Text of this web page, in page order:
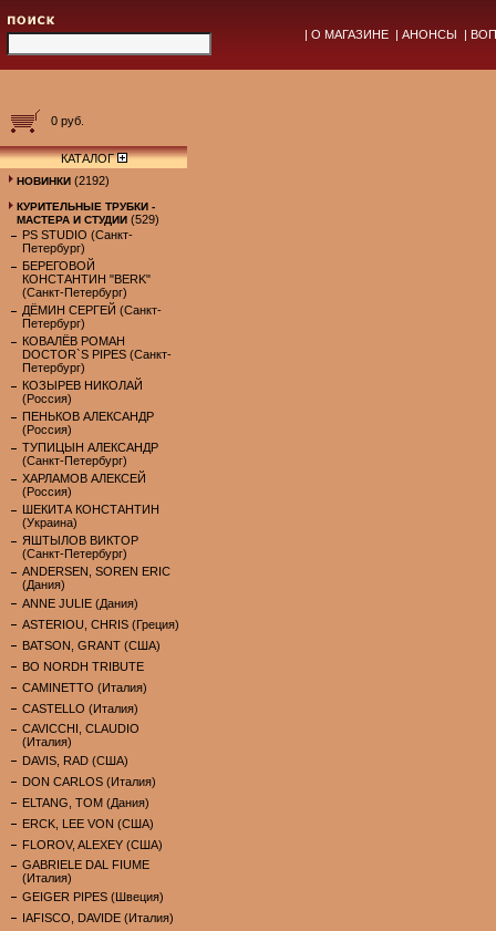
| О МАГАЗИНЕ | АНОНСЫ |
0 руб.
КАТАЛОГ
НОВИНКИ (2192)
КУРИТЕЛЬНЫЕ ТРУБКИ -
МАСТЕРА И СТУДИИ (529)
PS STUDIO (Санкт-
Петербург)
БЕРЕГОВОЙ
КОНСТАНТИН "BERK"
(Санкт-Петербург)
ДЁМИН СЕРГЕЙ (Санкт-
Петербург)
КОВАЛЁВ РОМАН
DOCTOR`S PIPES (Санкт-
Петербург)
КОЗЫРЕВ НИКОЛАЙ
(Россия)
ПЕНЬКОВ АЛЕКСАНДР
(Россия)
ТУПИЦЫН АЛЕКСАНДР
(Санкт-Петербург)
ХАРЛАМОВ АЛЕКСЕЙ
(Россия)
ШЕКИТА КОНСТАНТИН
(Украина)
ЯШТЫЛОВ ВИКТОР
(Санкт-Петербург)
ANDERSEN, SOREN ERIC
(Дания)
ANNE JULIE (Дания)
ASTERIOU, CHRIS (Греция)
BATSON, GRANT (США)
BO NORDH TRIBUTE
CAMINETTO (Италия)
CASTELLO (Италия)
CAVICCHI, CLAUDIO
(Италия)
DAVIS, RAD (США)
DON CARLOS (Италия)
ELTANG, TOM (Дания)
ERCK, LEE VON (США)
FLOROV, ALEXEY (США)
GABRIELE DAL FIUME
(Италия)
GEIGER PIPES (Швеция)
IAFISCO, DAVIDE (Италия)